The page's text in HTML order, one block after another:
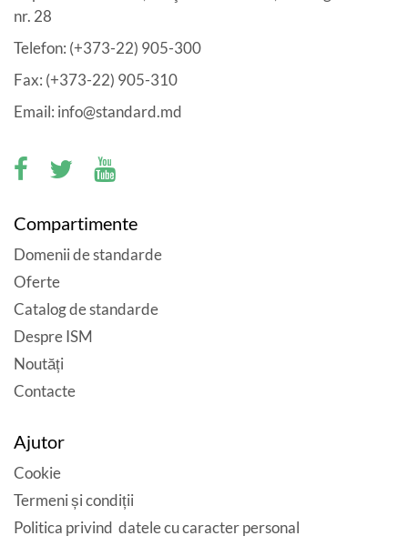
nr. 28
Telefon: (+373-22) 905-300
Fax: (+373-22) 905-310
Email: info@standard.md
Compartimente
Domenii de standarde
Oferte
Catalog de standarde
Despre ISM
Noutăți
Contacte
Ajutor
Cookie
Termeni și condiții
Politica privind datele cu caracter personal